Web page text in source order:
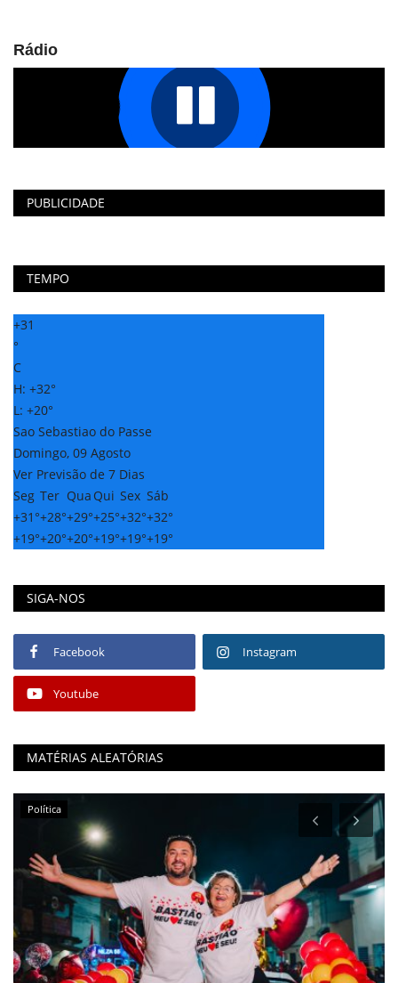
Rádio
PUBLICIDADE
TEMPO
+31
°
C
H: +32°
L: +20°
Sao Sebastiao do Passe
Domingo, 09 Agosto
Ver Previsão de 7 Dias
Seg Ter Qua Qui Sex Sáb
+31°+28°+29°+25°+32°+32°
+19°+20°+20°+19°+19°+19°
SIGA-NOS
Facebook Instagram
Youtube
MATÉRIAS ALEATÓRIAS
Política